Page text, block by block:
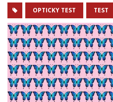
OPTICKY TEST TEST